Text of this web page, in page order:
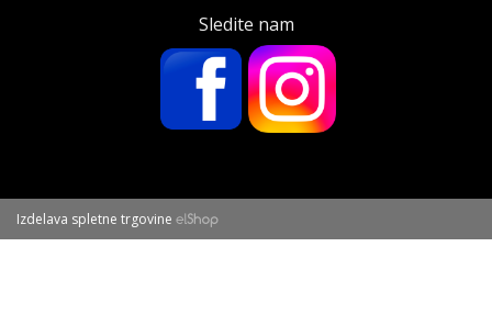
Sledite nam
Izdelava spletne trgovine